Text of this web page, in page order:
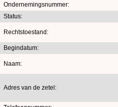
Ondernemingsnummer:
Status:
Rechtstoestand:
Begindatum:
Naam:
Adres van de zetel: